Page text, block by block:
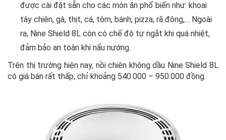
được cài đặt sẵn cho các món ăn phổ biến như: khoai
tây chiên, gà, thịt, cá, tôm, bánh, pizza, rã đông,… Ngoài
ra, Nine Shield 8L còn có chế độ tự ngắt khi quá nhiệt,
đảm bảo an toàn khi nấu nướng.
Trên thị trường hiện nay, nồi chiên không dầu Nine Shield 8L
có giá bán rất thấp, chỉ khoảng 540.000 – 950.000 đồng.